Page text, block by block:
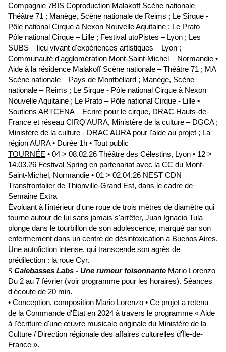
Compagnie 7BIS Coproduction Malakoff Scène nationale –
Théâtre 71 ; Manège, Scène nationale de Reims ; Le Sirque -
Pôle national Cirque à Nexon Nouvelle Aquitaine ; Le Prato –
Pôle national Cirque – Lille ; Festival utoPistes – Lyon ; Les
SUBS – lieu vivant d'expériences artistiques – Lyon ;
Communauté d'agglomération Mont-Saint-Michel – Normandie •
Aide à la résidence Malakoff Scène nationale – Théâtre 71 ; MA
Scène nationale – Pays de Montbéliard ; Manège, Scène
nationale – Reims ; Le Sirque - Pôle national Cirque à Nexon
Nouvelle Aquitaine ; Le Prato – Pôle national Cirque - Lille •
Soutiens ARTCENA – Ecrire pour le cirque, DRAC Hauts-de-
France et réseau CIRQ'AURA, Ministère de la culture – DGCA ;
Ministère de la culture - DRAC AURA pour l'aide au projet ; La
région AURA • Durée 1h • Tout public
TOURNÉE • 04 > 08.02.26 Théâtre des Célestins, Lyon • 12 >
14.03.26 Festival Spring en partenariat avec la CC du Mont-
Saint-Michel, Normandie • 01 > 02.04.26 NEST CDN
Transfrontalier de Thionville-Grand Est, dans le cadre de
Semaine Extra
Évoluant à l'intérieur d'une roue de trois mètres de diamètre qui
tourne autour de lui sans jamais s'arrêter, Juan Ignacio Tula
plonge dans le tourbillon de son adolescence, marqué par son
enfermement dans un centre de désintoxication à Buenos Aires.
Une autofiction intense, qui transcende son agrès de
prédilection : la roue Cyr.
S Calebasses Labs - Une rumeur foisonnante Mario Lorenzo
Du 2 au 7 février (voir programme pour les horaires). Séances
d'écoute de 20 min.
• Conception, composition Mario Lorenzo • Ce projet a retenu
de la Commande d'État en 2024 à travers le programme « Aide
à l'écriture d'une œuvre musicale originale du Ministère de la
Culture / Direction régionale des affaires culturelles d'Île-de-
France ».